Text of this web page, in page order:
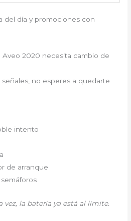
del día y promociones con
Aveo 2020 necesita cambio de
no esperes a quedarte
intento
de arranque
vez, la batería ya está al límite.